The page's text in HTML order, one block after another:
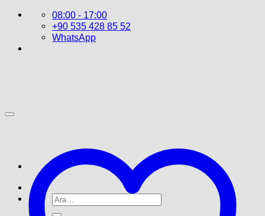
İçeriğe
08:00 - 17:00
+90 535 428 85 52
WhatsApp
Ara: